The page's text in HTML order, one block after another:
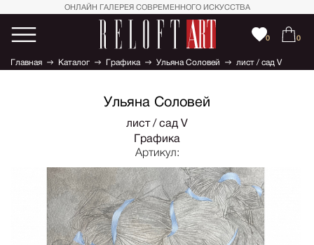
ОНЛАЙН ГАЛЕРЕЯ СОВРЕМЕННОГО ИСКУССТВА
0 0
Главная Каталог Графика Ульяна Соловей лист / сад V
Ульяна Соловей
лист / сад V
Графика
Артикул: